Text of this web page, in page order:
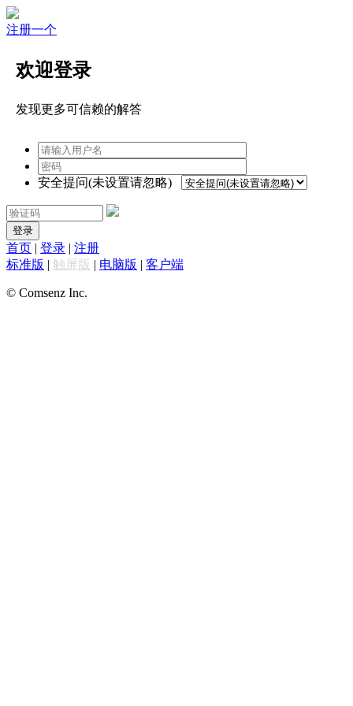
注册一个
欢迎登录
发现更多可信赖的解答
安全提问(未设置请忽略)
登录
首页 | 登录 | 注册
标准版 | 触屏版 | 电脑版 | 客户端
© Comsenz Inc.